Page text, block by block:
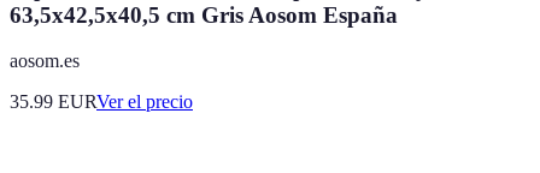
63,5x42,5x40,5 cm Gris Aosom España
aosom.es
35.99 EURVer el precio